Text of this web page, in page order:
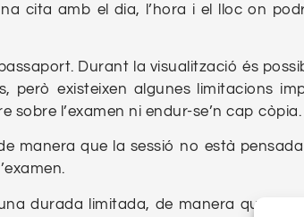
cita amb el dia, l’hora i el lloc on
Durant la visualització és
però existeixen algunes limitacions
l’examen ni endur-se’n cap còpia.
manera que la sessió no està
durada limitada, de manera que és